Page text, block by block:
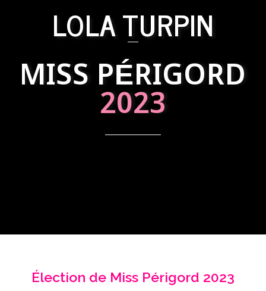
LOLA TURPIN
MISS PÉRIGORD
2023
Élection de Miss Périgord 2023